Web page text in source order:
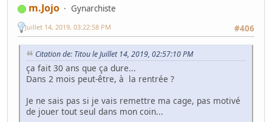
m.Jojo
Gynarchiste
#406
Juillet 14, 2019, 03:22:58 PM
Citation de: Titou le Juillet 14, 2019, 02:57:10 PM
ça fait 30 ans que ça dure...
Dans 2 mois peut-être, à la rentrée ?
Je ne sais pas si je vais remettre ma cage, pas motivé
de jouer tout seul dans mon coin...